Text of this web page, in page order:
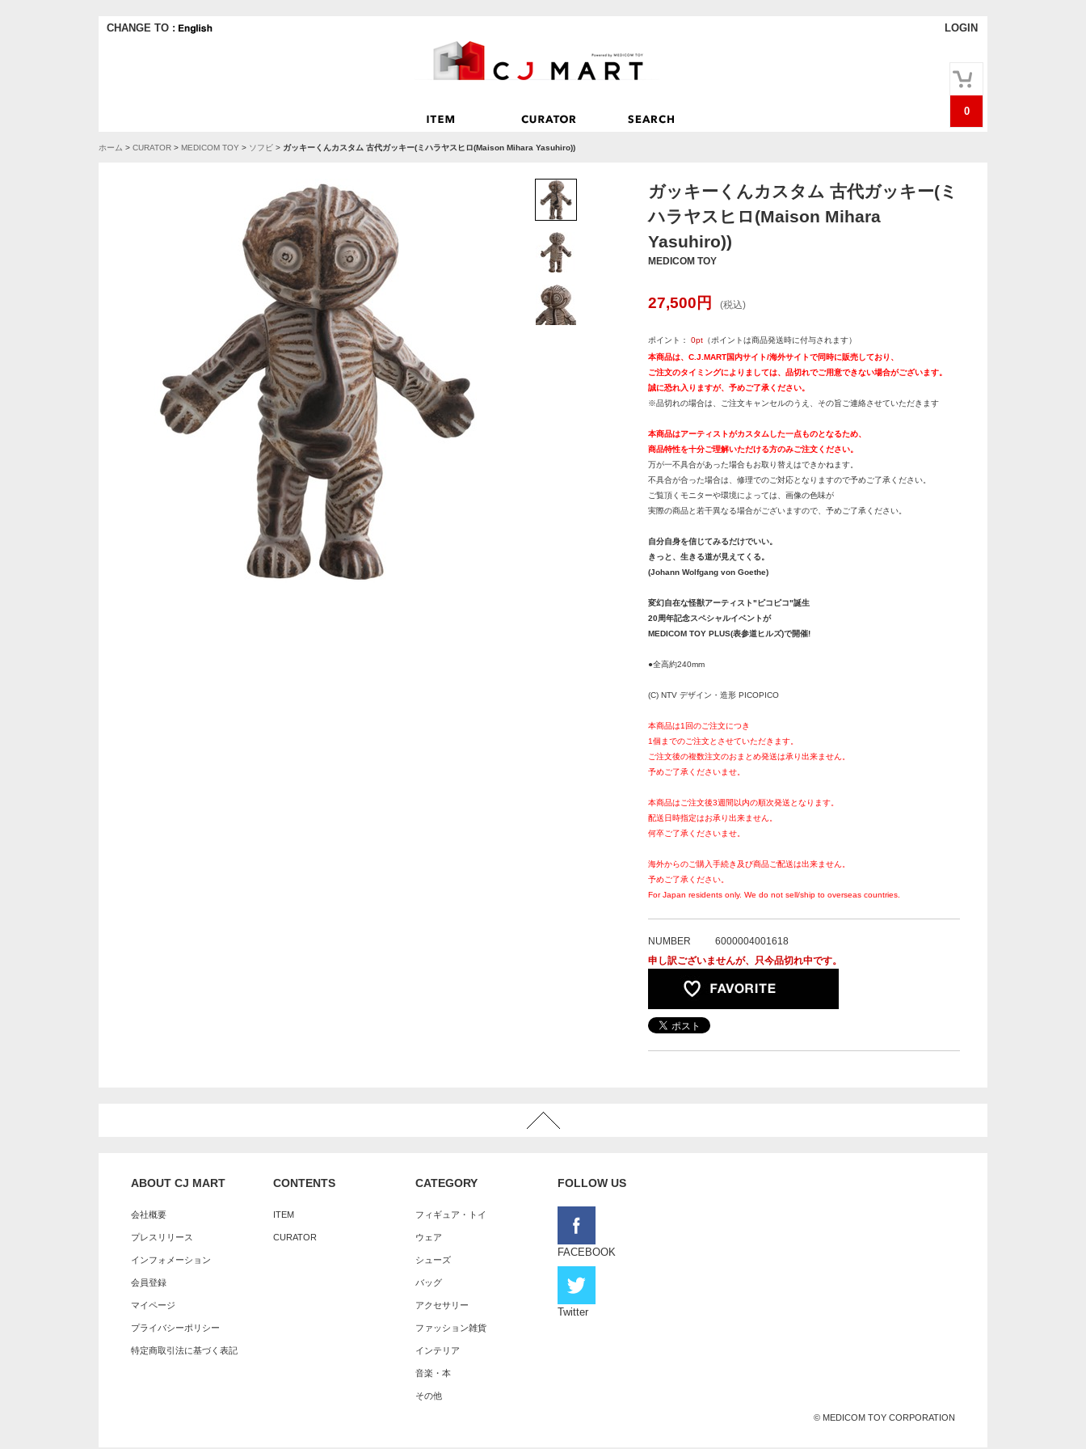
CHANGE TO : LOGIN
0
ホーム > CURATOR > MEDICOM TOY > ソフビ > ガッキーくんカスタム 古代ガッキー(ミハラヤスヒロ(Maison Mihara Yasuhiro))
ガッキーくんカスタム 古代ガッキー(ミ
ハラヤスヒロ(Maison Mihara
Yasuhiro))
MEDICOM TOY
27,500 円 (税込)
ポイント： 0pt （ポイントは商品発送時に付与されます）
本商品は、C.J.MART国内サイト/海外サイトで同時に販売しており、
ご注文のタイミングによりましては、品切れでご用意できない場合がございます。
誠に恐れ入りますが、予めご了承ください。
※品切れの場合は、ご注文キャンセルのうえ、その旨ご連絡させていただきます
本商品はアーティストがカスタムした一点ものとなるため、
商品特性を十分ご理解いただける方のみご注文ください。
万が一不具合があった場合もお取り替えはできかねます。
不具合が合った場合は、修理でのご対応となりますので予めご了承ください。
ご覧頂くモニターや環境によっては、画像の色味が
実際の商品と若干異なる場合がございますので、予めご了承ください。
自分自身を信じてみるだけでいい。
きっと、生きる道が見えてくる。
(Johann Wolfgang von Goethe)
変幻自在な怪獣アーティスト"ピコピコ"誕生
20周年記念スペシャルイベントが
MEDICOM TOY PLUS(表参道ヒルズ)で開催!
●全高約240mm
(C) NTV デザイン・造形 PICOPICO
本商品は1回のご注文につき
1個までのご注文とさせていただきます。
ご注文後の複数注文のおまとめ発送は承り出来ません。
予めご了承くださいませ。
本商品はご注文後3週間以内の順次発送となります。
配送日時指定はお承り出来ません。
何卒ご了承くださいませ。
海外からのご購入手続き及び商品ご配送は出来ません。
予めご了承ください。
For Japan residents only. We do not sell/ship to overseas countries.
NUMBER
6000004001618
申し訳ございませんが、只今品切れ中です。
ABOUT CJ MART
会社概要
プレスリリース
インフォメーション
会員登録
マイページ
プライバシーポリシー
特定商取引法に基づく表記
CONTENTS
ITEM
CURATOR
CATEGORY
フィギュア・トイ
ウェア
シューズ
バッグ
アクセサリー
ファッション雑貨
インテリア
音楽・本
その他
FOLLOW US
FACEBOOK
Twitter
© MEDICOM TOY CORPORATION